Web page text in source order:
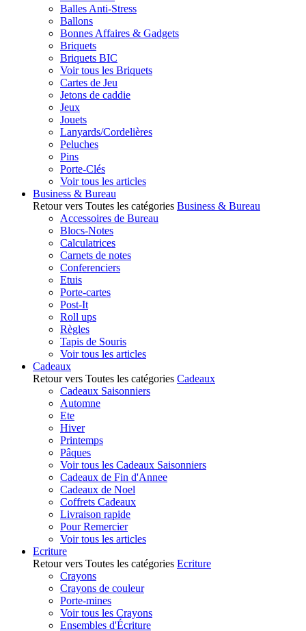
Balles Anti-Stress
Ballons
Bonnes Affaires & Gadgets
Briquets
Briquets BIC
Voir tous les Briquets
Cartes de Jeu
Jetons de caddie
Jeux
Jouets
Lanyards/Cordelières
Peluches
Pins
Porte-Clés
Voir tous les articles
Business & Bureau
Retour vers Toutes les catégories Business & Bureau
Accessoires de Bureau
Blocs-Notes
Calculatrices
Carnets de notes
Conferenciers
Etuis
Porte-cartes
Post-It
Roll ups
Règles
Tapis de Souris
Voir tous les articles
Cadeaux
Retour vers Toutes les catégories Cadeaux
Cadeaux Saisonniers
Automne
Ete
Hiver
Printemps
Pâques
Voir tous les Cadeaux Saisonniers
Cadeaux de Fin d'Annee
Cadeaux de Noel
Coffrets Cadeaux
Livraison rapide
Pour Remercier
Voir tous les articles
Ecriture
Retour vers Toutes les catégories Ecriture
Crayons
Crayons de couleur
Porte-mines
Voir tous les Crayons
Ensembles d'Écriture